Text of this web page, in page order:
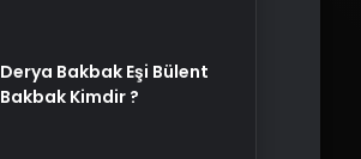
Derya Bakbak Eşi Bülent
Bakbak Kimdir ?